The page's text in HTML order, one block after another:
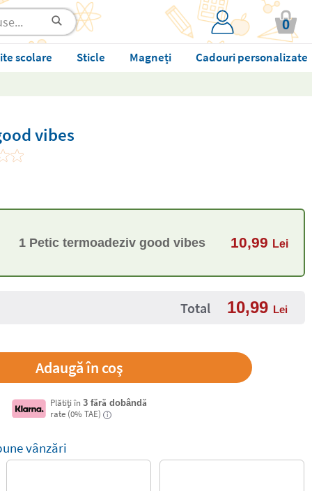
0
scolare Sticle Magneți Cadouri personalizate
vibes
1 Petic termoadeziv good vibes 10,99 Lei
Total 10,99 Lei
Plătiți în 3 fără dobândă
rate (0% TAE) i
vânzări